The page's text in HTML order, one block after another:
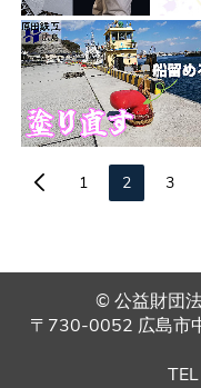
1 2 3
© 公益財団
〒730-0052 広島市